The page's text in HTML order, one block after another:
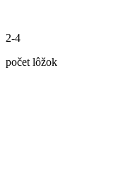
2-4
počet lôžok